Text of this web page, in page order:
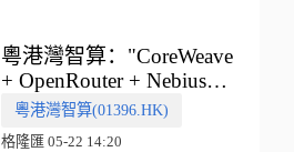
粵港灣智算："CoreWeave
+ OpenRouter + Nebius"
多向融合的中國智算新範
式
粵港灣智算(01396.HK)
格隆匯 05-22 14:20